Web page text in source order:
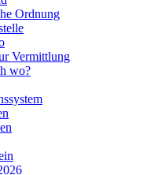
Ordnung
Vermittlung
wo?